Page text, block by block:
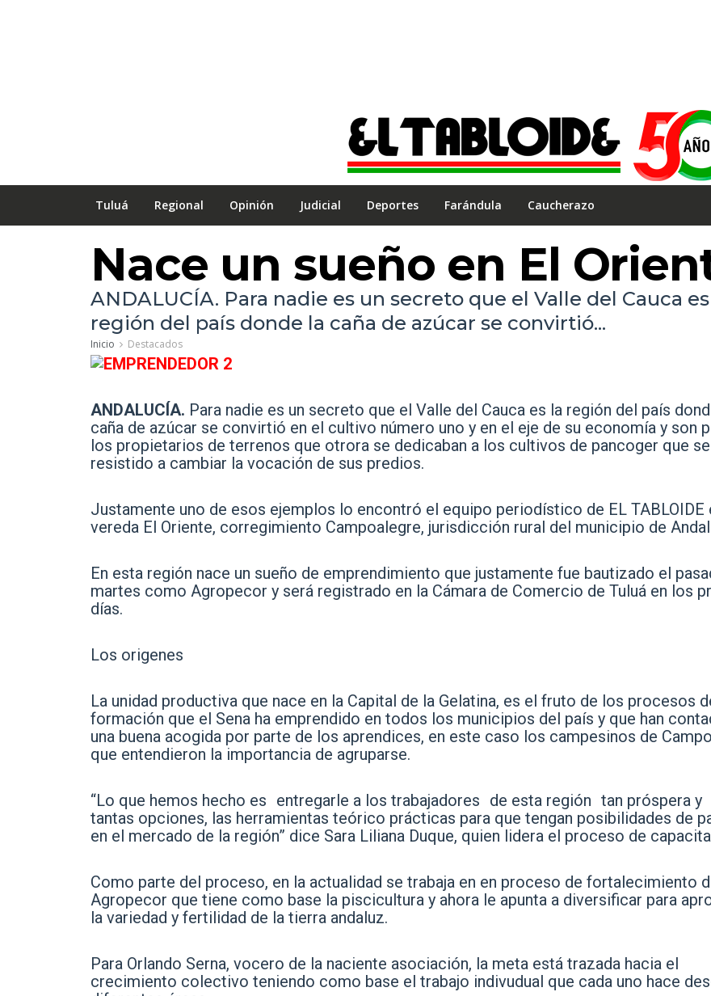
Tuluá Regional Opinión Judicial Deportes Farándula Caucherazo
Nace un sueño en El
ANDALUCÍA. Para nadie es un secreto que el Valle del Cauca
región del país donde la caña de azúcar se convirtió...
Inicio Destacados
ANDALUCÍA. Para nadie es un secreto que el Valle del Cauca es la región del país
caña de azúcar se convirtió en el cultivo número uno y en el eje de su economía y son
los propietarios de terrenos que otrora se dedicaban a los cultivos de pancoger que se
resistido a cambiar la vocación de sus predios.
Justamente uno de esos ejemplos lo encontró el equipo periodístico de EL TABLOIDE
vereda El Oriente, corregimiento Campoalegre, jurisdicción rural del municipio de
En esta región nace un sueño de emprendimiento que justamente fue bautizado el
martes como Agropecor y será registrado en la Cámara de Comercio de Tuluá en los
días.
Los origenes
La unidad productiva que nace en la Capital de la Gelatina, es el fruto de los procesos
formación que el Sena ha emprendido en todos los municipios del país y que han
una buena acogida por parte de los aprendices, en este caso los campesinos de
que entendieron la importancia de agruparse.
“Lo que hemos hecho es entregarle a los trabajadores de esta región tan próspera y
tantas opciones, las herramientas teórico prácticas para que tengan posibilidades de
en el mercado de la región” dice Sara Liliana Duque, quien lidera el proceso de
Como parte del proceso, en la actualidad se trabaja en en proceso de fortalecimiento
Agropecor que tiene como base la piscicultura y ahora le apunta a diversificar para
la variedad y fertilidad de la tierra andaluz.
Para Orlando Serna, vocero de la naciente asociación, la meta está trazada hacia el
crecimiento colectivo teniendo como base el trabajo indivudual que cada uno hace